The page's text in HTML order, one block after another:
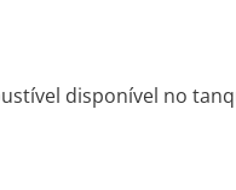
disponível no